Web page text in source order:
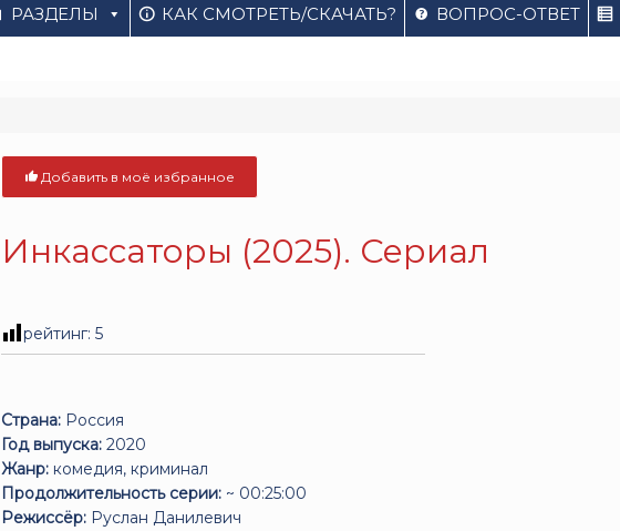
РАЗДЕЛЫ КАК СМОТРЕТЬ/СКАЧАТЬ? ВОПРОС-ОТВЕТ
Добавить в моё избранное
Инкассаторы (2025). Сериал
рейтинг:5
Страна: Россия
Год выпуска: 2020
Жанр: комедия, криминал
Продолжительность серии: ~ 00:25:00
Режиссёр: Руслан Данилевич